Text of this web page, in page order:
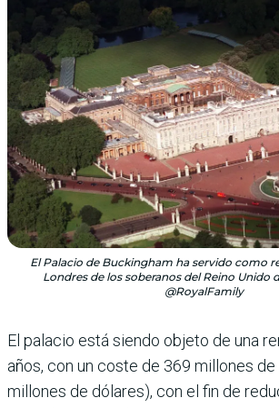
El Palacio de Buckingham ha servido como
Londres de los soberanos del Reino Unido
@RoyalFamily
El palacio está siendo objeto de una
años, con un coste de 369 millones
millones de dólares), con el fin de